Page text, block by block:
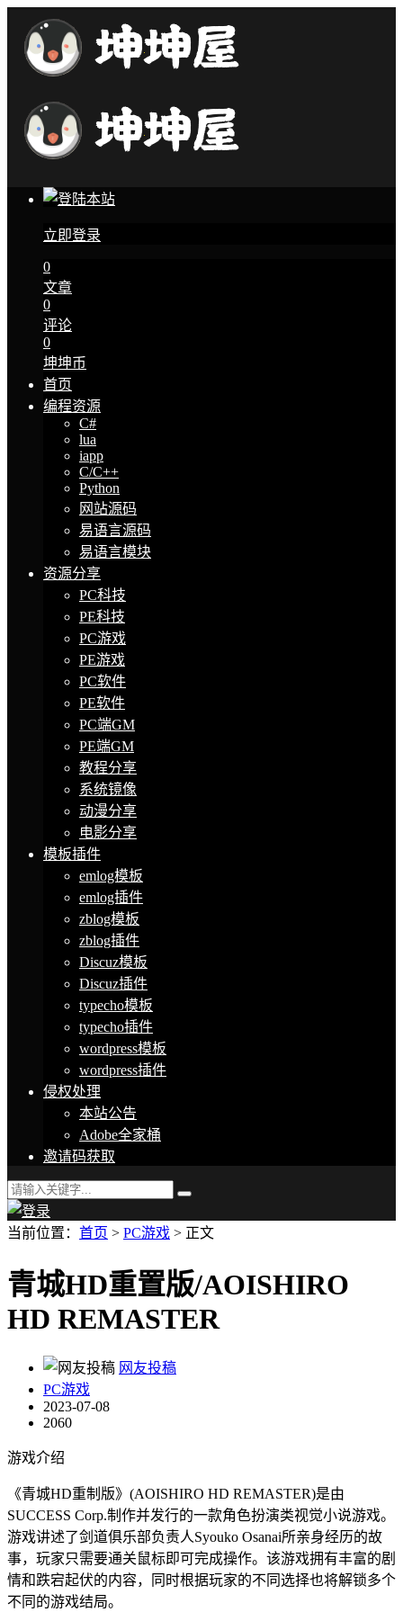
立即登录
0
文章
0
评论
0
坤坤币
首页
编程资源
C#
lua
iapp
C/C++
Python
网站源码
易语言源码
易语言模块
资源分享
PC科技
PE科技
PC游戏
PE游戏
PC软件
PE软件
PC端GM
PE端GM
教程分享
系统镜像
动漫分享
电影分享
模板插件
emlog模板
emlog插件
zblog模板
zblog插件
Discuz模板
Discuz插件
typecho模板
typecho插件
wordpress模板
wordpress插件
侵权处理
本站公告
Adobe全家桶
邀请码获取
当前位置： 首页 > PC游戏 > 正文
青城HD重置版/AOISHIRO
HD REMASTER
网友投稿
PC游戏
2023-07-08
2060
游戏介绍
《青城HD重制版》(AOISHIRO HD REMASTER)是由
SUCCESS Corp.制作并发行的一款角色扮演类视觉小说游戏。
游戏讲述了剑道俱乐部负责人Syouko Osanai所亲身经历的故
事，玩家只需要通关鼠标即可完成操作。该游戏拥有丰富的剧
情和跌宕起伏的内容，同时根据玩家的不同选择也将解锁多个
不同的游戏结局。